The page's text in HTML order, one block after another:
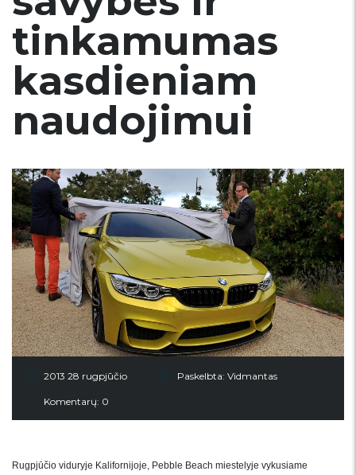
tinkamumas
kasdieniam
naudojimui
2013 28 rugpjūčio Paskelbta: Vidmantas
Komentarų: 0
Rugpjūčio viduryje Kalifornijoje, Pebble Beach miestelyje vykusiame